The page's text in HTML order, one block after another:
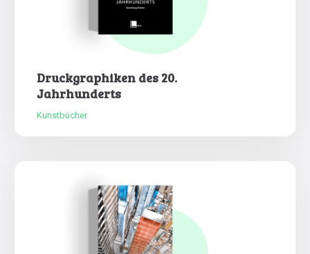
Druckgraphiken des 20.
Jahrhunderts
Kunstbücher